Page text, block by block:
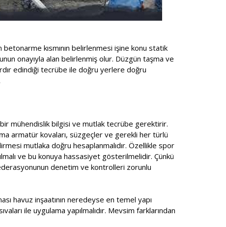
betonarme kısmının belirlenmesi işine konu statik
onayıyla alan belirlenmiş olur. Düzgün taşma ve
edindiği tecrübe ile doğru yerlere doğru
mühendislik bilgisi ve mutlak tecrübe gerektirir.
armatür kovaları, süzgeçler ve gerekli her türlü
mutlaka doğru hesaplanmalıdır. Özellikle spor
ve bu konuya hassasiyet gösterilmelidir. Çünkü
denetim ve kontrolleri zorunlu
havuz inşaatının neredeyse en temel yapı
ile uygulama yapılmalıdır. Mevsim farklarından